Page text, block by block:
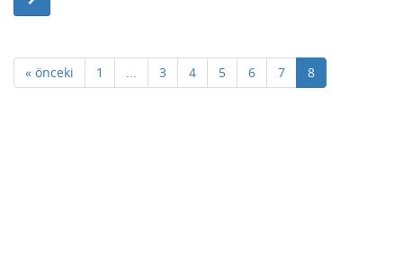
« önceki 1 ... 3 4 5 6 7 8